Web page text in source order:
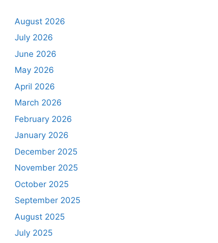
August 2026
July 2026
June 2026
May 2026
April 2026
March 2026
February 2026
January 2026
December 2025
November 2025
October 2025
September 2025
August 2025
July 2025